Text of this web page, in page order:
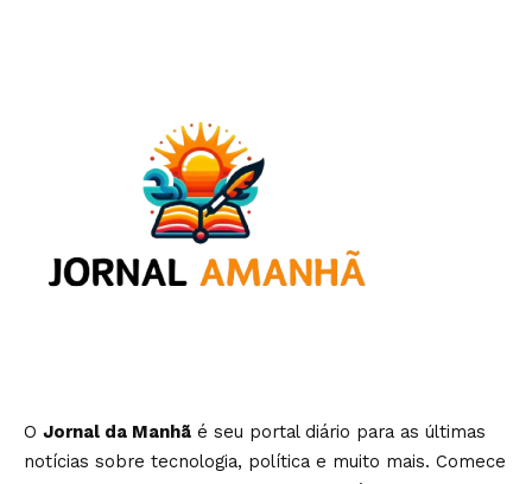
O Jornal da Manhã é seu portal diário para as últimas
notícias sobre tecnologia, política e muito mais. Comece